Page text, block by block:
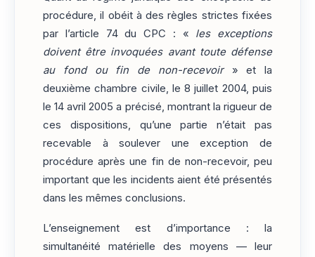
procédure, il obéit à des règles strictes fixées
par l’article 74 du CPC : « les exceptions
doivent être invoquées avant toute défense
au fond ou fin de non-recevoir» et la
deuxième chambre civile, le 8 juillet 2004, puis
le 14 avril 2005 a précisé, montrant la rigueur de
ces dispositions, qu’une partie n’était pas
recevable à soulever une exception de
procédure après une fin de non-recevoir, peu
important que les incidents aient été présentés
dans les mêmes conclusions.
L’enseignement est d’importance : la
simultanéité matérielle des moyens — leur